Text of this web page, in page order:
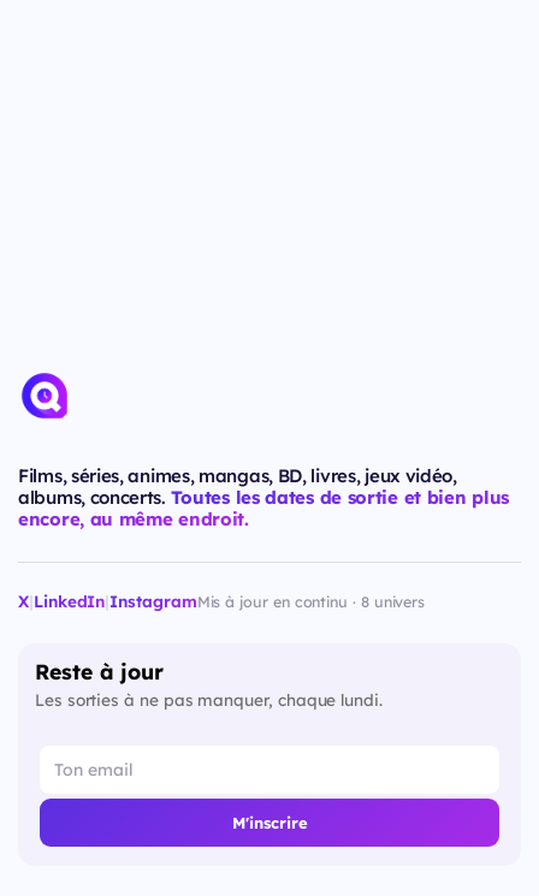
Films, séries, animes, mangas, BD, livres, jeux vidéo,
albums, concerts. Toutes les dates de sortie et bien plus
encore, au même endroit.
X|LinkedIn|InstagramMis à jour en continu · 8 univers
Reste à jour
Les sorties à ne pas manquer, chaque lundi.
M'inscrire